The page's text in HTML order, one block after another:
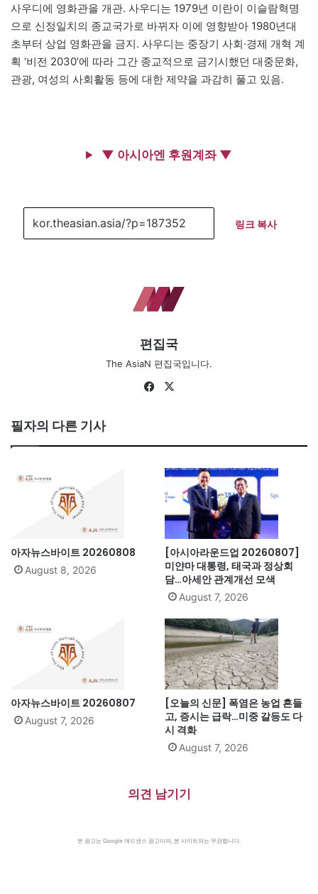
사우디에 영화관을 개관. 사우디는 1979년 이란이 이슬람혁명
으로 신정일치의 종교국가로 바뀌자 이에 영향받아 1980년대
초부터 상업 영화관을 금지. 사우디는 중장기 사회·경제 개혁 계
획 ‘비전 2030’에 따라 그간 종교적으로 금기시했던 대중문화,
관광, 여성의 사회활동 등에 대한 제약을 과감히 풀고 있음.
▼ 아시아엔 후원계좌 ▼
링크 복사
편집국
The AsiaN 편집국입니다.
Fa
필자의 다른 기사
아자뉴스바이트 20260808
August 8, 2026
[아시아라운드업 20260807]
미얀마 대통령, 태국과 정상회
담…아세안 관계개선 모색
August 7, 2026
아자뉴스바이트 20260807
August 7, 2026
[오늘의 신문] 폭염은 농업 흔들
고, 증시는 급락…미중 갈등도 다
시 격화
August 7, 2026
의견 남기기
본 광고는 Google 애드센스 광고이며, 본 사이트와는 무관합니다.